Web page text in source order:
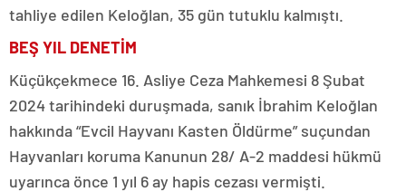
tahliye edilen Keloğlan, 35 gün tutuklu kalmıştı.
BEŞ YIL DENETİM
Küçükçekmece 16. Asliye Ceza Mahkemesi 8 Şubat
2024 tarihindeki duruşmada, sanık İbrahim Keloğlan
hakkında “Evcil Hayvanı Kasten Öldürme” suçundan
Hayvanları koruma Kanunun 28/ A-2 maddesi hükmü
uyarınca önce 1 yıl 6 ay hapis cezası vermişti.